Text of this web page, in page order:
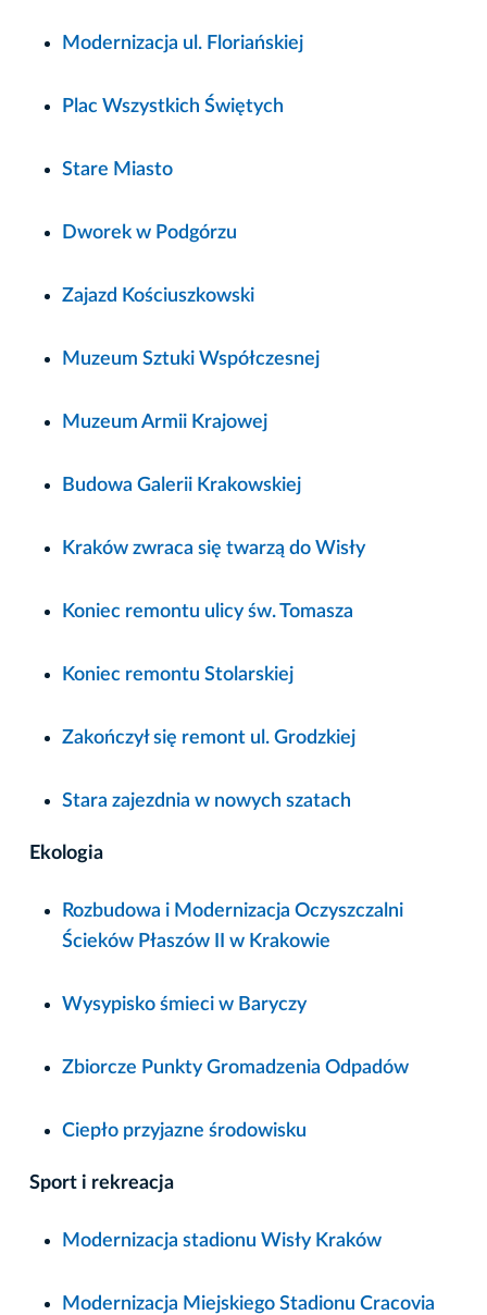
Modernizacja ul. Floriańskiej
Plac Wszystkich Świętych
Stare Miasto
Dworek w Podgórzu
Zajazd Kościuszkowski
Muzeum Sztuki Współczesnej
Muzeum Armii Krajowej
Budowa Galerii Krakowskiej
Kraków zwraca się twarzą do Wisły
Koniec remontu ulicy św. Tomasza
Koniec remontu Stolarskiej
Zakończył się remont ul. Grodzkiej
Stara zajezdnia w nowych szatach
Ekologia
Rozbudowa i Modernizacja Oczyszczalni
Ścieków Płaszów II w Krakowie
Wysypisko śmieci w Baryczy
Zbiorcze Punkty Gromadzenia Odpadów
Ciepło przyjazne środowisku
Sport i rekreacja
Modernizacja stadionu Wisły Kraków
Modernizacja Miejskiego Stadionu Cracovia